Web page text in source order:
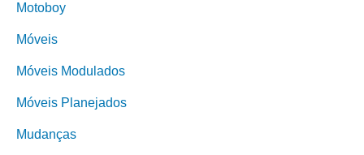
Motoboy
Móveis
Móveis Modulados
Móveis Planejados
Mudanças